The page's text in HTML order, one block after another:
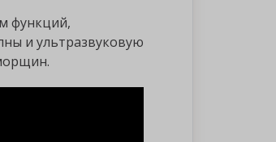
функций,
и ультразвуковую